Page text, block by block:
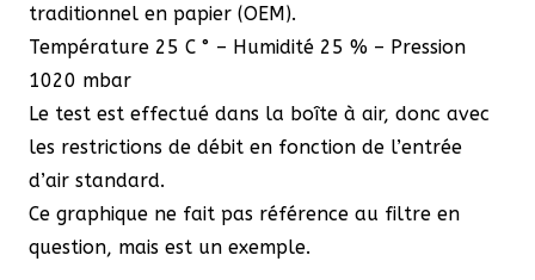
traditionnel en papier (OEM).
Température 25 C ° – Humidité 25 % – Pression
1020 mbar
Le test est effectué dans la boîte à air, donc avec
les restrictions de débit en fonction de l’entrée
d’air standard.
Ce graphique ne fait pas référence au filtre en
question, mais est un exemple.